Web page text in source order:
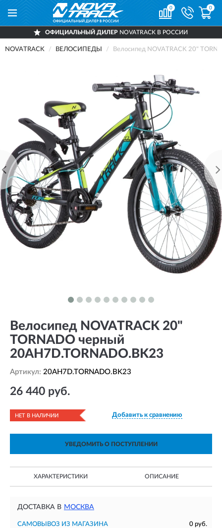
0 0
ОФИЦИАЛЬНЫЙ ДИЛЕРNOVATRACK В РОССИИ
NOVATRACK ВЕЛОСИПЕДЫ Велосипед NOVATRACK 20"
Велосипед NOVATRACK 20"
TORNADO черный
20AH7D.TORNADO.BK23
Артикул: 20AH7D.TORNADO.BK23
26 440 руб.
НЕТ В НАЛИЧИИ Добавить к сравнению
УВЕДОМИТЬ О ПОСТУПЛЕНИИ
ХАРАКТЕРИСТИКИ ОПИСАНИЕ
ДОСТАВКА В МОСКВА
САМОВЫВОЗ ИЗ МАГАЗИНА
0 руб.